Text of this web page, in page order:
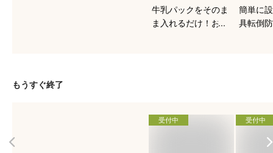
牛乳パックをそのま
ま入れるだけ！おす
簡単に
具転倒
もうすぐ終了
受付中 受付中